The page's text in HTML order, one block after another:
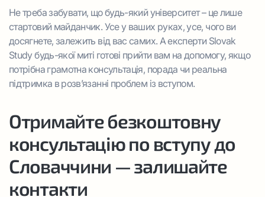
Не треба забувати, що будь-який університет – це лише
стартовий майданчик. Усе у ваших руках, усе, чого ви
досягнете, залежить від вас самих. А експерти Slovak
Study будь-якої миті готові прийти вам на допомогу, якщо
потрібна грамотна консультація, порада чи реальна
підтримка в розв’язанні проблем із вступом.
Отримайте безкоштовну
консультацію по вступу до
Словаччини — залишайте
контакти